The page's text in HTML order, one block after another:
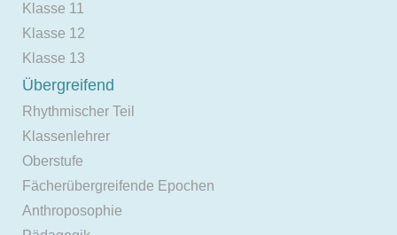
Klasse 11
Klasse 12
Klasse 13
Übergreifend
Rhythmischer Teil
Klassenlehrer
Oberstufe
Fächerübergreifende Epochen
Anthroposophie